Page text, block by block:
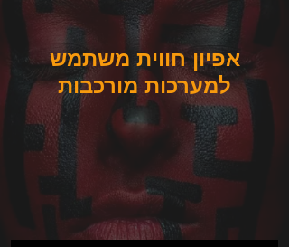
אפיון חווית משתמש
למערכות מורכבות